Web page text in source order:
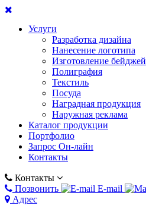
Услуги
Разработка дизайна
Нанесение логотипа
Изготовление бейджей
Полиграфия
Текстиль
Посуда
Наградная продукция
Наружная реклама
Каталог продукции
Портфолио
Запрос Он-лайн
Контакты
Контакты
Позвонить
E-mail
Адрес